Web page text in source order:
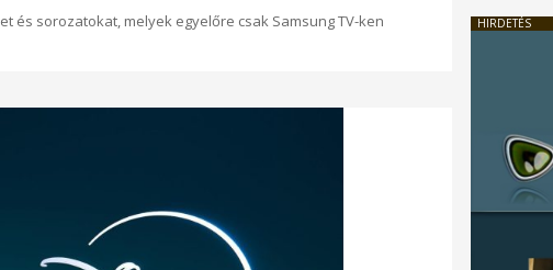
és sorozatokat, melyek egyelőre csak Samsung TV-ken
HIRDETÉS